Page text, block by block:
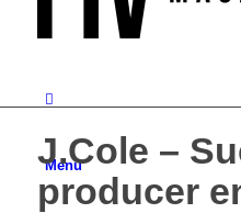
Menu
J.Cole –
producer